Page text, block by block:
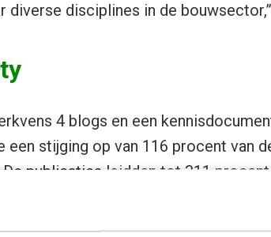
diverse disciplines in de
4 blogs en een
een stijging op van 116 procent van
De publicaties leidden tot 311
leverde het veel
op,
nieuwe samenwerkingen zorgde.